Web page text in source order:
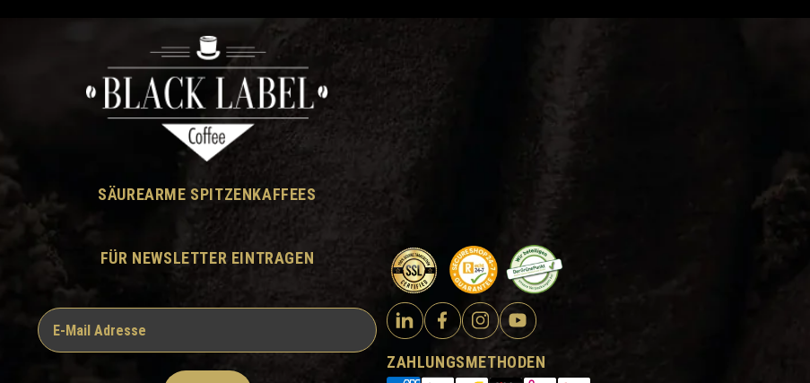
SÄUREARME SPITZENKAFFEES
FÜR NEWSLETTER EINTRAGEN
ZAHLUNGSMETHODEN